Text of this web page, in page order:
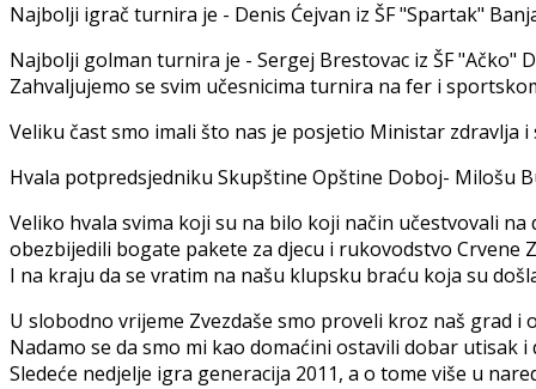
Najbolji igrač turnira je - Denis Ćejvan iz ŠF "Spartak"
Najbolji golman turnira je - Sergej Brestovac iz ŠF "Ačko"
Zahvaljujemo se svim učesnicima turnira na fer i
Veliku čast smo imali što nas je posjetio Ministar zdravlja
Hvala potpredsjedniku Skupštine Opštine Doboj- Milošu
Veliko hvala svima koji su na bilo koji način učestvovali
obezbijedili bogate pakete za djecu i rukovodstvo Crvene
I na kraju da se vratim na našu klupsku braću koja su
U slobodno vrijeme Zvezdaše smo proveli kroz naš grad
Nadamo se da smo mi kao domaćini ostavili dobar utisak i
Sledeće nedjelje igra generacija 2011, a o tome više u